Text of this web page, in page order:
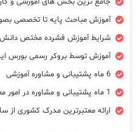
آموزش مباحث پایه تا تخصصی
شرایط آموزش فشرده مختص دانش
آموزش توسط بروکر رسمی بورس
6 ماه پشتیبانی و مشاوره آموزشی
1 ماه پشتیبانی و مشاوره در امور معاملات
ارائه معتبرترین مدرک کشوری از